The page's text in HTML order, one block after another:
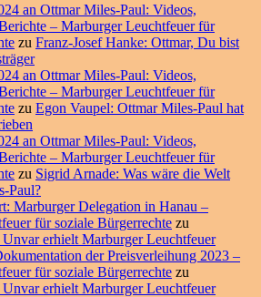
an Ottmar Miles-Paul: Videos,
– Marburger Leuchtfeuer für
zu Franz-Josef Hanke: Ottmar, Du bist
an Ottmar Miles-Paul: Videos,
– Marburger Leuchtfeuer für
zu Egon Vaupel: Ottmar Miles-Paul hat
an Ottmar Miles-Paul: Videos,
– Marburger Leuchtfeuer für
zu Sigrid Arnade: Was wäre die Welt
Paul?
Marburger Delegation in Hanau –
für soziale Bürgerrechte zu
erhielt Marburger Leuchtfeuer
der Preisverleihung 2023 –
für soziale Bürgerrechte zu
erhielt Marburger Leuchtfeuer